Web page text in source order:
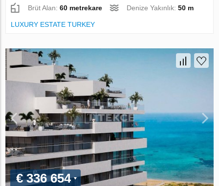
Brüt Alan:60 metrekare Denize Yakınlık:50 m
LUXURY ESTATE TURKEY
€ 336 654